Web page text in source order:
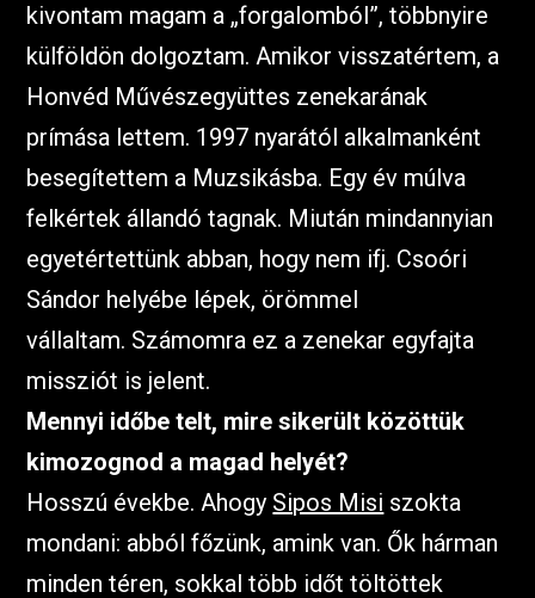
kivontam magam a „forgalomból”, többnyire
külföldön dolgoztam. Amikor visszatértem, a
Honvéd Művészegyüttes zenekarának
prímása lettem. 1997 nyarától alkalmanként
besegítettem a Muzsikásba. Egy év múlva
felkértek állandó tagnak. Miután mindannyian
egyetértettünk abban, hogy nem ifj. Csoóri
Sándor helyébe lépek, örömmel
vállaltam. Számomra ez a zenekar egyfajta
missziót is jelent.
Mennyi időbe telt, mire sikerült közöttük
kimozognod a magad helyét?
Hosszú évekbe. Ahogy Sipos Misi szokta
mondani: abból főzünk, amink van. Ők hárman
minden téren, sokkal több időt töltöttek